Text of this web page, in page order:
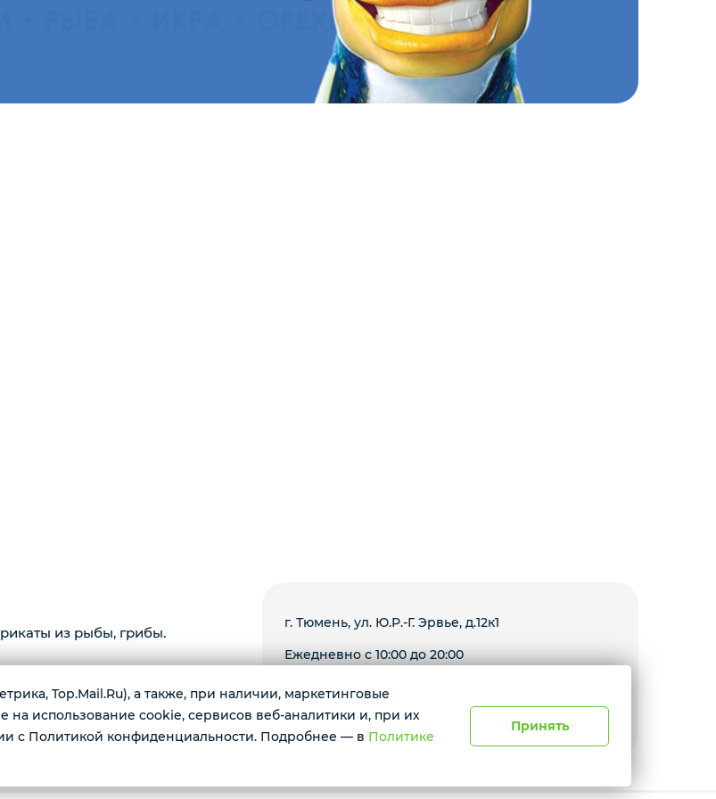
из рыбы, грибы.
г. Тюмень, ул. Ю.Р.-Г. Эрвье, д.12к1
Ежедневно с 10:00 до 20:00
Условия доставки
Top.Mail.Ru), а также, при наличии, маркетинговые
использование cookie, сервисов веб-аналитики и, при их
с Политикой конфиденциальности. Подробнее — в Политике
Принять